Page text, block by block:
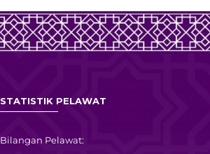
STATISTIK PELAWAT
Bilangan Pelawat: